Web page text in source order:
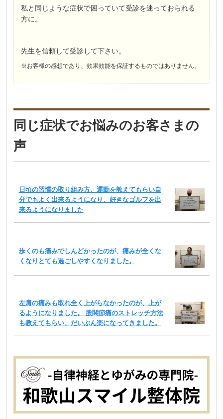
私と同じような症状で困っていて受診を迷っておられる
方に。
先生を信頼して受診して下さい。
※お客様の感想であり、効果効能を保証するものではありません。
同じ症状でお悩みのお客さまの
声
日頃の習慣の取り組み方、運動を教えてもらい自
分でもよく出来るようになり、好きなゴルフを出
来るようになりました
歩くのも痛みでしんどかったのが、痛みが全くな
くなりとても過ごしやすくなりました。
左肩の痛みも取れ全く上がらなかったのが、上が
るようになりました。 股関節痛のストレッチ方法
も教えてもらい、だいぶん楽になってきました。